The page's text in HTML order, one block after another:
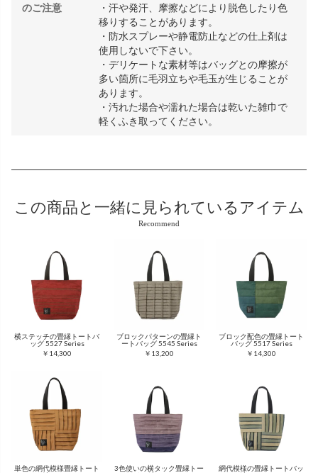
のご注意
・汗や発汗、摩擦などにより脱色したり色
移りすることがあります。
・防水スプレーや静電防止などの仕上剤は
使用しないで下さい。
・デリケートな素材等はバッグとの摩擦が
多い箇所に毛羽立ちや毛玉が生じることが
あります。
・汚れた場合や濡れた場合は乾いた雑巾で
軽くふき取ってください。
この商品と 一緒に見られているアイテム
Recommend
横ステッチの畳縁トートバ
ッグ 5527 Series
￥14,300
ブロックパターンの畳縁ト
ートバッグ 5545 Series
￥13,200
ブロック配色の畳縁トート
バッグ 5517 Series
￥14,300
単色の網代模様畳縁トート
3色使いの横タック畳縁トー
網代模様の畳縁トートバッ